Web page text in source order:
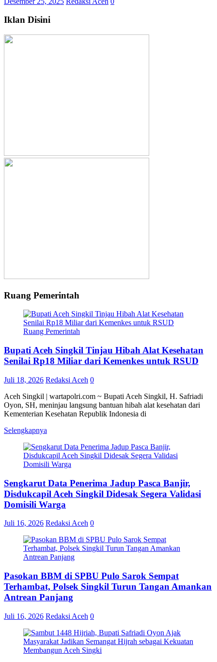
Iklan Disini
Ruang Pemerintah
Ruang Pemerintah
Bupati Aceh Singkil Tinjau Hibah Alat Kesehatan
Senilai Rp18 Miliar dari Kemenkes untuk RSUD
Juli 18, 2026 Redaksi Aceh 0
Aceh Singkil | wartapolri.com ~ Bupati Aceh Singkil, H. Safriadi
Oyon, SH, meninjau langsung bantuan hibah alat kesehatan dari
Kementerian Kesehatan Republik Indonesia di
Selengkapnya
Sengkarut Data Penerima Jadup Pasca Banjir,
Disdukcapil Aceh Singkil Didesak Segera Validasi
Domisili Warga
Juli 16, 2026 Redaksi Aceh 0
Pasokan BBM di SPBU Pulo Sarok Sempat
Terhambat, Polsek Singkil Turun Tangan Amankan
Antrean Panjang
Juli 16, 2026 Redaksi Aceh 0